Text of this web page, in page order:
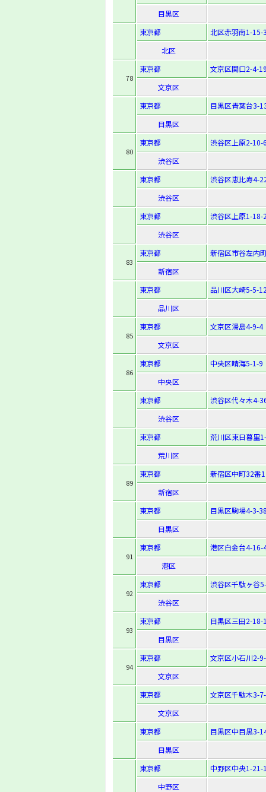
目黒区
東京都
北区赤羽南1-15-
北区
78
東京都
文京区関口2-4-
文京区
東京都
目黒区青葉台3-
目黒区
80
東京都
渋谷区上原2-10-
渋谷区
東京都
渋谷区恵比寿4-
渋谷区
東京都
渋谷区上原1-18-
渋谷区
83
東京都
新宿区市谷左内
新宿区
東京都
品川区大崎5-5-
品川区
85
東京都
文京区湯島4-9-4
文京区
86
東京都
中央区晴海5-1-9
中央区
東京都
渋谷区代々木4-
渋谷区
東京都
荒川区東日暮里
荒川区
89
東京都
新宿区中町32番1
新宿区
東京都
目黒区駒場4-3-
目黒区
91
東京都
港区白金台4-16-
港区
92
東京都
渋谷区千駄ヶ谷
渋谷区
93
東京都
目黒区三田2-18-
目黒区
94
東京都
文京区小石川2-
文京区
東京都
文京区千駄木3-
文京区
東京都
目黒区中目黒3-
目黒区
東京都
中野区中央1-21-
中野区